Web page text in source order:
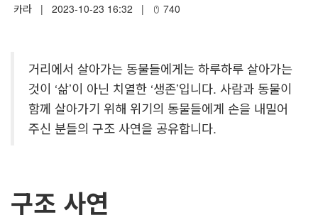
카라 | 2023-10-23 16:32 | 740
거리에서 살아가는 동물들에게는 하루하루 살아가는
것이 ‘삶’이 아닌 치열한 ‘생존’입니다. 사람과 동물이
함께 살아가기 위해 위기의 동물들에게 손을 내밀어
주신 분들의 구조 사연을 공유합니다.
구조 사연